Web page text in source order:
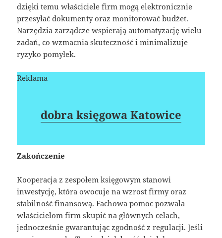
dzięki temu właściciele firm mogą elektronicznie
przesyłać dokumenty oraz monitorować budżet.
Narzędzia zarządcze wspierają automatyzację wielu
zadań, co wzmacnia skuteczność i minimalizuje
ryzyko pomyłek.
Reklama
dobra księgowa Katowice
Zakończenie
Kooperacja z zespołem księgowym stanowi
inwestycję, która owocuje na wzrost firmy oraz
stabilność finansową. Fachowa pomoc pozwala
właścicielom firm skupić na głównych celach,
jednocześnie gwarantując zgodność z regulacji. Jeśli